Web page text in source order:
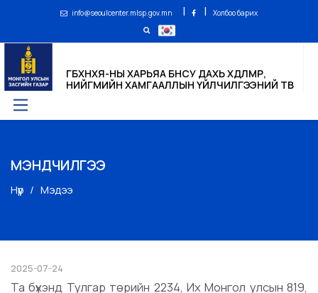
info@seoulcenter.mlsp.gov.mn | | Холбоо барих
ГБХНХЯ-НЫ ХАРЬЯА БНСУ ДАХЬ ХӨДӨЛМӨР,
НИЙГМИЙН ХАМГААЛЛЫН ҮЙЛЧИЛГЭЭНИЙ ТӨВ
МЭНДЧИЛГЭЭ
Нүүр Мэдээ
2025-07-24
Та бүхэнд Тулгар төрийн 2234, Их Монгол улсын 819,